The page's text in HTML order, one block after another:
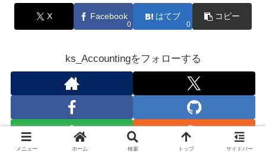
X Facebook
0
はてブ
0
コピー
ks_Accountingをフォローする
メニュー ホーム 検索 トップ サイドバー